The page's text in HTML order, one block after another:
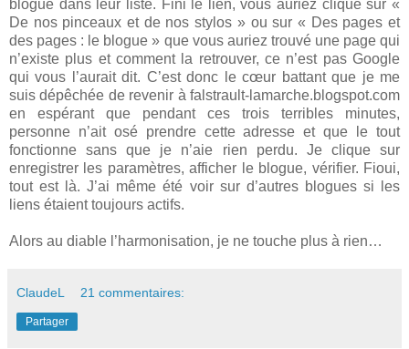
blogue dans leur liste. Fini le lien, vous auriez cliqué sur «
De nos pinceaux et de nos stylos » ou sur « Des pages et
des pages : le blogue » que vous auriez trouvé une page qui
n’existe plus et comment la retrouver, ce n’est pas Google
qui vous l’aurait dit. C’est donc le cœur battant que je me
suis dépêchée de revenir à falstrault-lamarche.blogspot.com
en espérant que pendant ces trois terribles minutes,
personne n’ait osé prendre cette adresse et que le tout
fonctionne sans que je n’aie rien perdu. Je clique sur
enregistrer les paramètres, afficher le blogue, vérifier. Fioui,
tout est là. J’ai même été voir sur d’autres blogues si les
liens étaient toujours actifs.
Alors au diable l’harmonisation, je ne touche plus à rien…
ClaudeL 21 commentaires:
Partager